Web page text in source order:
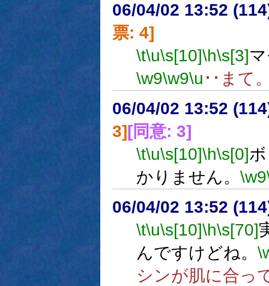
06/04/02 13:52
票: 4]
\t\u\s[10]\h\s[3]
\w9\w9\u ･･まて
06/04/02 13:52
3][同意: 3]
\t\u\s[10]\h\s[0]
かりません。 \w9
06/04/02 13:52
\t\u\s[10]\h\s[70]
んですけどね。
シンが肌に合っ